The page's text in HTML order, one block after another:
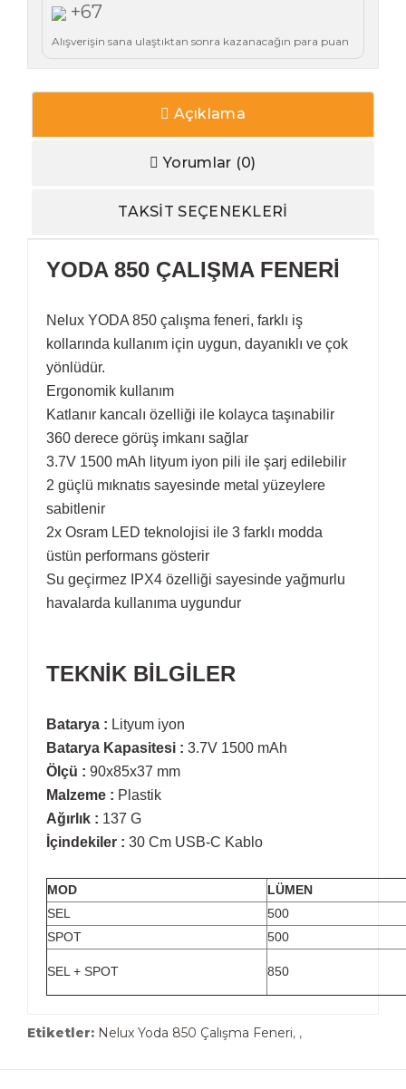
+67
Alışverişin sana ulaştıktan sonra kazanacağın para puan
Açıklama
Yorumlar (0)
TAKSİT SEÇENEKLERİ
YODA 850 ÇALIŞMA FENERİ
Nelux YODA 850 çalışma feneri, farklı iş
kollarında kullanım için uygun, dayanıklı ve çok
yönlüdür.
Ergonomik kullanım
Katlanır kancalı özelliği ile kolayca taşınabilir
360 derece görüş imkanı sağlar
3.7V 1500 mAh lityum iyon pili ile şarj edilebilir
2 güçlü mıknatıs sayesinde metal yüzeylere
sabitlenir
2x Osram LED teknolojisi ile 3 farklı modda
üstün performans gösterir
Su geçirmez IPX4 özelliği sayesinde yağmurlu
havalarda kullanıma uygundur
TEKNİK BİLGİLER
Batarya : Lityum iyon
Batarya Kapasitesi : 3.7V 1500 mAh
Ölçü : 90x85x37 mm
Malzeme : Plastik
Ağırlık : 137 G
İçindekiler : 30 Cm USB-C Kablo
MOD
LÜMEN
SEL
500
SPOT
500
SEL + SPOT 850
Etiketler: Nelux Yoda 850 Çalışma Feneri, ,